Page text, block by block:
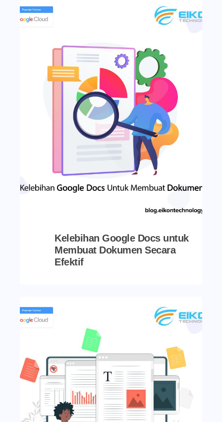
Kelebihan Google Docs untuk
Membuat Dokumen Secara
Efektif